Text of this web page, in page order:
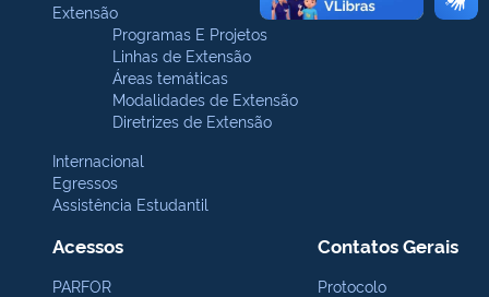
Extensão
Programas E Projetos
Linhas de Extensão
Áreas temáticas
Modalidades de Extensão
Diretrizes de Extensão
Internacional
Egressos
Assistência Estudantil
Acessos
PARFOR
Contatos Gerais
Protocolo